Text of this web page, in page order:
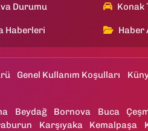
Durumu Konak
Haberleri Haber
Genel Kullanım Koşulları
Beydağ Bornova Buca
Karşıyaka Kemalpaşa